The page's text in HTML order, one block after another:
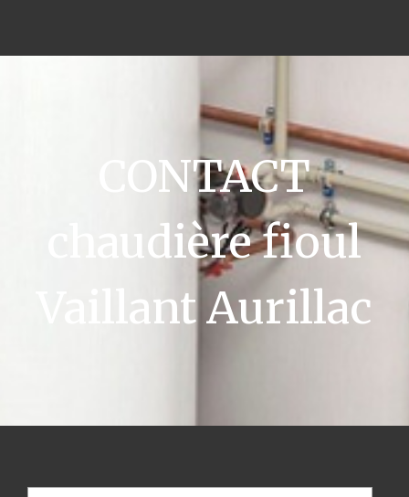
CONTACT
chaudière fioul
Vaillant Aurillac